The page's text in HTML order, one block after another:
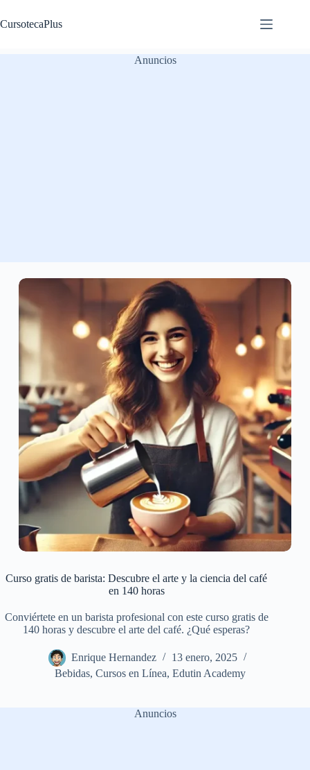
al
contenido
CursotecaPlus
Anuncios
Curso gratis de barista: Descubre el arte y la ciencia del café
en 140 horas
Conviértete en un barista profesional con este curso gratis de
140 horas y descubre el arte del café. ¿Qué esperas?
Enrique Hernandez
13 enero, 2025
Bebidas,Cursos en Línea,Edutin Academy
Anuncios